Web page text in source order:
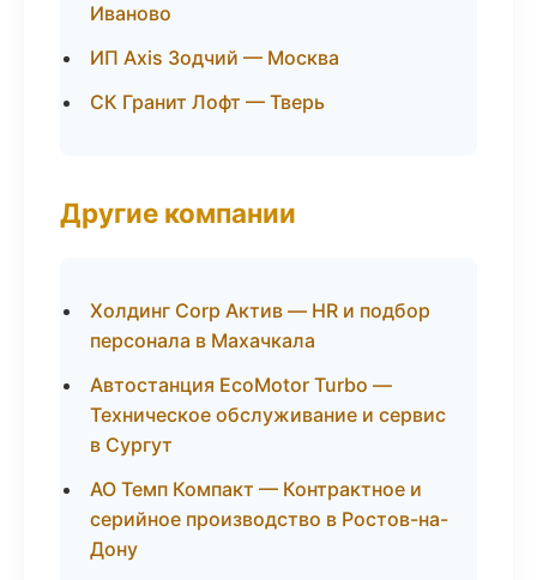
Иваново
ИП Axis Зодчий — Москва
СК Гранит Лофт — Тверь
Другие компании
Холдинг Corp Актив — HR и подбор
персонала в Махачкала
Автостанция EcoMotor Turbo —
Техническое обслуживание и сервис
в Сургут
АО Темп Компакт — Контрактное и
серийное производство в Ростов-на-
Дону